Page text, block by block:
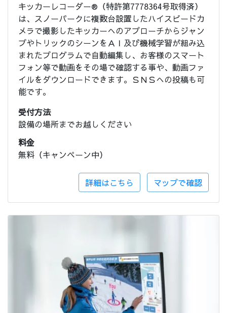
キッカーレコーダー®（特許第7778364号取得済）
は、スノーパークに複数台設置したハイスピードカ
メラで撮影したキッカーへのアプローチからジャン
プやトリックのシーンをＡＩ及び機械学習が組み込
まれたプログラムで自動編集し、お客様のスマート
フォン等で動画をその場で確認する事や、動画ファ
イルをダウンロードできます。ＳＮＳへの投稿も可
能です。
受付方法
設備の場所までお越しください
料金
無料（キャンペーン中）
詳細はこちら マップで確認